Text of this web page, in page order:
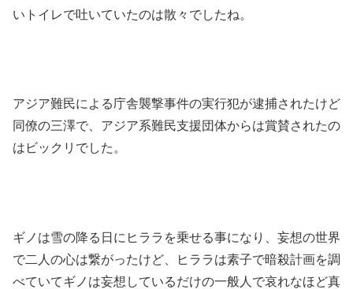
いトイレで吐いていたのは散々でしたね。
アジア難民による庁舎襲撃事件の実行犯が逮捕されたけど
同僚の三澤で、アジア系難民支援団体からは賞賛されたの
はビックリでした。
ギノは雪の降る日にヒララを乗せる事になり、妄想の世界
で二人の心は繋がったけど、ヒララは素子で暗殺計画を調
べていてギノは妄想しているだけの一般人で哀れなほど真